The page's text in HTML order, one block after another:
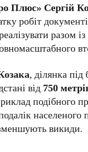
Плюс» Сергій
робіт
разом
, ділянка
від 750
подібного
викиди.